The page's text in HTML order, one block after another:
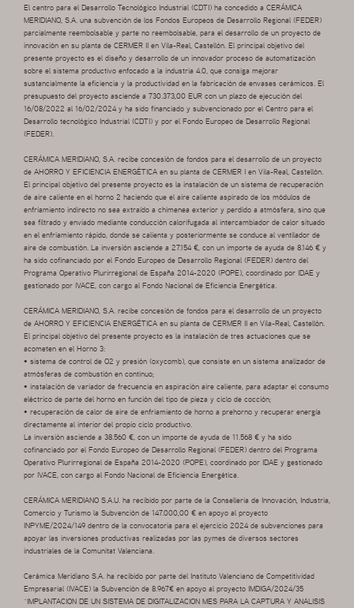
El centro para el Desarrollo Tecnológico Industrial (CDTI) ha concedido a CERÁMICA
MERIDIANO, S.A. una subvención de los Fondos Europeos de Desarrollo Regional (FEDER)
parcialmente reembolsable y parte no reembolsable, para el desarrollo de un proyecto de
innovación en su planta de CERMER II en Vila-Real, Castellón. El principal objetivo del
presente proyecto es el diseño y desarrollo de un innovador proceso de automatización
sobre el sistema productivo enfocado a la industria 4.0, que consiga mejorar
sustancialmente la eficiencia y la productividad en la fabricación de envases cerámicos. El
presupuesto del proyecto asciende a 730.373,00 EUR con un plazo de ejecución del
16/08/2022 al 16/02/2024 y ha sido financiado y subvencionado por el Centro para el
Desarrollo tecnológico Industrial (CDTI) y por el Fondo Europeo de Desarrollo Regional
(FEDER).
CERÁMICA MERIDIANO, S.A. recibe concesión de fondos para el desarrollo de un proyecto
de AHORRO Y EFICIENCIA ENERGÉTICA en su planta de CERMER I en Vila-Real, Castellón.
El principal objetivo del presente proyecto es la instalación de un sistema de recuperación
de aire caliente en el horno 2 haciendo que el aire caliente aspirado de los módulos de
enfriamiento indirecto no sea extraído a chimenea exterior y perdido a atmósfera, sino que
sea filtrado y enviado mediante conducción calorifugada al intercambiador de calor situado
en el enfriamiento rápido, donde se calienta y posteriormente se conduce al ventilador de
aire de combustión. La inversión asciende a 27.154 €, con un importe de ayuda de 8.146 € y
ha sido cofinanciado por el Fondo Europeo de Desarrollo Regional (FEDER) dentro del
Programa Operativo Plurirregional de España 2014-2020 (POPE), coordinado por IDAE y
gestionado por IVACE, con cargo al Fondo Nacional de Eficiencia Energética.
CERÁMICA MERIDIANO, S.A. recibe concesión de fondos para el desarrollo de un proyecto
de AHORRO Y EFICIENCIA ENERGÉTICA en su planta de CERMER II en Vila-Real, Castellón.
El principal objetivo del presente proyecto es la instalación de tres actuaciones que se
acometen en el Horno 3:
• sistema de control de O2 y presión (oxycomb), que consiste en un sistema analizador de
atmósferas de combustión en continuo;
• instalación de variador de frecuencia en aspiración aire caliente, para adaptar el consumo
eléctrico de parte del horno en función del tipo de pieza y ciclo de cocción;
• recuperación de calor de aire de enfriamiento de horno a prehorno y recuperar energía
directamente al interior del propio ciclo productivo.
La inversión asciende a 38.560 €, con un importe de ayuda de 11.568 € y ha sido
cofinanciado por el Fondo Europeo de Desarrollo Regional (FEDER) dentro del Programa
Operativo Plurirregional de España 2014-2020 (POPE), coordinado por IDAE y gestionado
por IVACE, con cargo al Fondo Nacional de Eficiencia Energética.
CERÁMICA MERIDIANO S.A.U. ha recibido por parte de la Conselleria de Innovación, Industria,
Comercio y Turismo la Subvención de 147.000,00 € en apoyo al proyecto
INPYME/2024/149 dentro de la convocatoria para el ejercicio 2024 de subvenciones para
apoyar las inversiones productivas realizadas por las pymes de diversos sectores
industriales de la Comunitat Valenciana.
Cerámica Meridiano S.A. ha recibido por parte del Instituto Valenciano de Competitividad
Empresarial (IVACE) la Subvención de 8.967€ en apoyo al proyecto IMDIGA/2024/35
“IMPLANTACION DE UN SISTEMA DE DIGITALIZACION MES PARA LA CAPTURA Y ANALISIS